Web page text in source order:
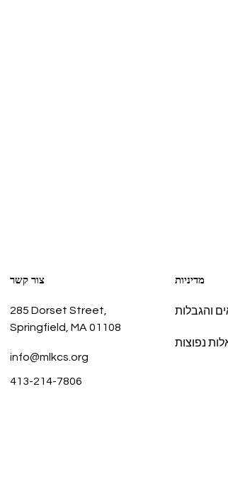
צור קשר
285 Dorset Street,
Springfield, MA 01108
info@mlkcs.org
413-214-7806
מדיניות
והגבלות
נפוצות